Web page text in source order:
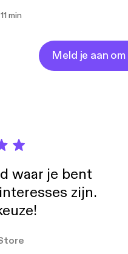
as well as the mindset
11 min
Meld je aan
waar je bent
zijn.